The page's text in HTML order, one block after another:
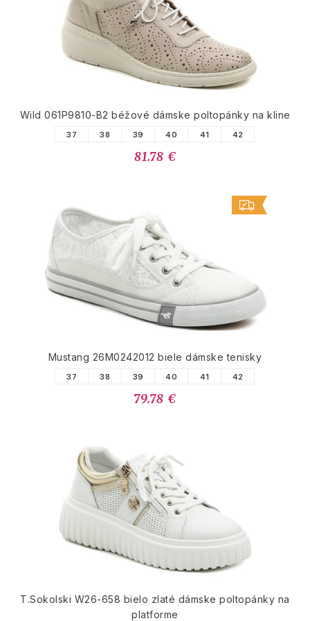
Wild 061P9810-B2 béžové dámske poltopánky na kline
37 38 39 40 41 42
81.78 €
Mustang 26M0242012 biele dámske tenisky
37 38 39 40 41 42
79.78 €
T.Sokolski W26-658 bielo zlaté dámske poltopánky na
platforme